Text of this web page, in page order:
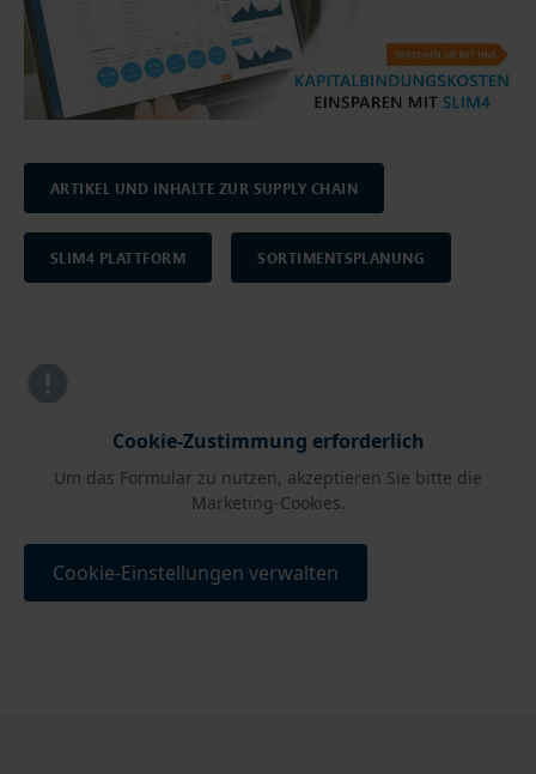
ARTIKEL UND INHALTE ZUR SUPPLY CHAIN
SLIM4 PLATTFORM SORTIMENTSPLANUNG
Cookie-Zustimmung erforderlich
Um das Formular zu nutzen, akzeptieren Sie bitte die
Marketing-Cookies.
Cookie-Einstellungen verwalten